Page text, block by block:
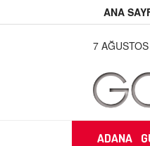
ANA
7
ADANA